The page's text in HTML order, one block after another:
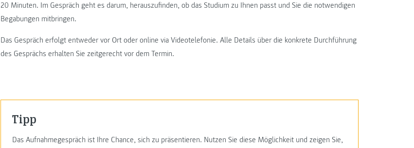
20 Minuten. Im Gespräch geht es darum, herauszufinden, ob das Studium zu Ihnen passt und Sie die notwendigen
Begabungen mitbringen.
Das Gespräch erfolgt entweder vor Ort oder online via Videotelefonie. Alle Details über die konkrete Durchführung
des Gesprächs erhalten Sie zeitgerecht vor dem Termin.
Tipp
Das Aufnahmegespräch ist Ihre Chance, sich zu präsentieren. Nutzen Sie diese Möglichkeit und zeigen Sie,